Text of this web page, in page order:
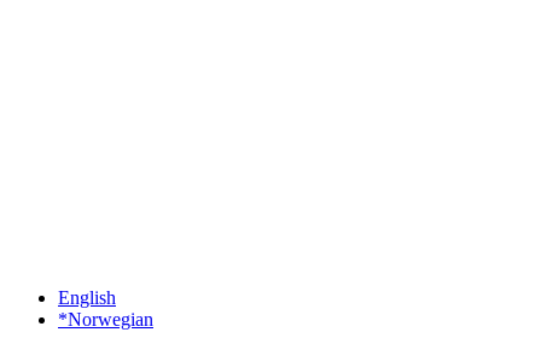
English
*Norwegian